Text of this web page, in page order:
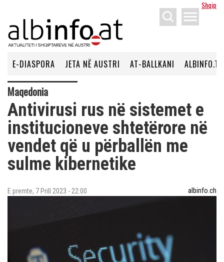
Shqip
menu
E-DIASPORA JETA NË AUSTRI AT-BALLKANI ALBINFO.TV
Maqedonia
Antivirusi rus në sistemet e
institucioneve shtetërore në
vendet që u përballën me
sulme kibernetike
E premte, 7 Prill 2023 - 22:00 albinfo.ch